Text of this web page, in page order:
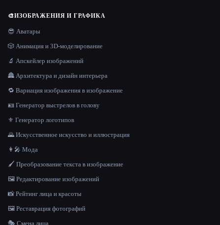
🎨ИЗОБРАЖЕНИЯ И ГРАФИКА
😎 Аватары
🎲 Анимация и 3D-моделирование
🔬 Апскейлер изображений
🏯 Архитектура и дизайн интерьера
🔁 Вариация изображения в изображение
🪪 Генератор выстрелов в голову
⚜️ Генератор логотипов
🌄 Искусственное искусство и иллюстрация
👩‍🎤 Мода
🖌️ Преобразование текста в изображение
🖼️ Редактирование изображений
📸 Рейтинг лица и красоты
🖼️ Реставрация фотографий
🎭 Смена лица